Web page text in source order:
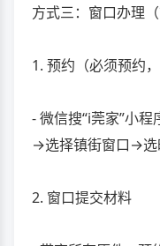
方式三：窗口办理
1. 预约（必须预约
- 微信搜“i莞家”小
→选择镇街窗口→选
2. 窗口提交材料